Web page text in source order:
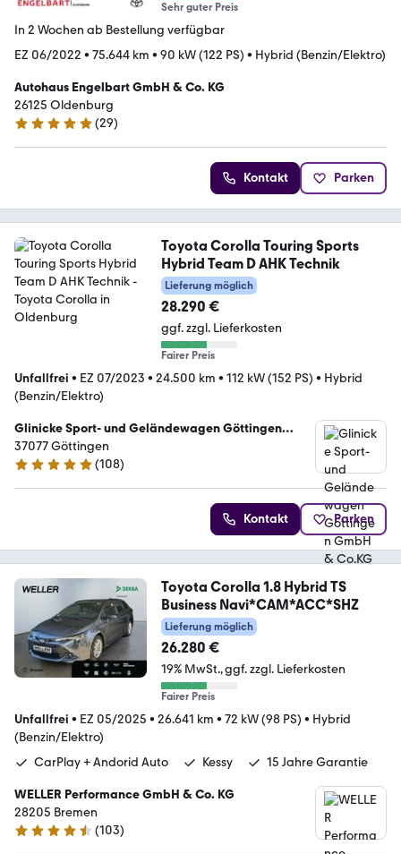
Sehr guter Preis
In 2 Wochen ab Bestellung verfügbar
EZ 06/2022 • 75.644 km • 90 kW (122 PS) • Hybrid (Benzin/Elektro)
Autohaus Engelbart GmbH & Co. KG
26125 Oldenburg
5 Sterne
(29)
Kontakt Parken
Toyota Corolla Touring Sports
Hybrid Team D AHK Technik
Lieferung möglich
28.290 €
ggf. zzgl. Lieferkosten
Fairer Preis
Unfallfrei • EZ 07/2023 • 24.500 km • 112 kW (152 PS) • Hybrid
(Benzin/Elektro)
Glinicke Sport- und Geländewagen Göttingen
GmbH & Co.KG
37077 Göttingen
4.9 Sterne
(108)
Kontakt Parken
Toyota Corolla 1.8 Hybrid TS
Business Navi*CAM*ACC*SHZ
Lieferung möglich
26.280 €
19% MwSt. ggf. zzgl. Lieferkosten
Fairer Preis
Unfallfrei • EZ 05/2025 • 26.641 km • 72 kW (98 PS) • Hybrid
(Benzin/Elektro)
CarPlay + Andorid Auto
Kessy 15 Jahre Garantie
WELLER Performance GmbH & Co. KG
28205 Bremen
4.3 Sterne
(103)